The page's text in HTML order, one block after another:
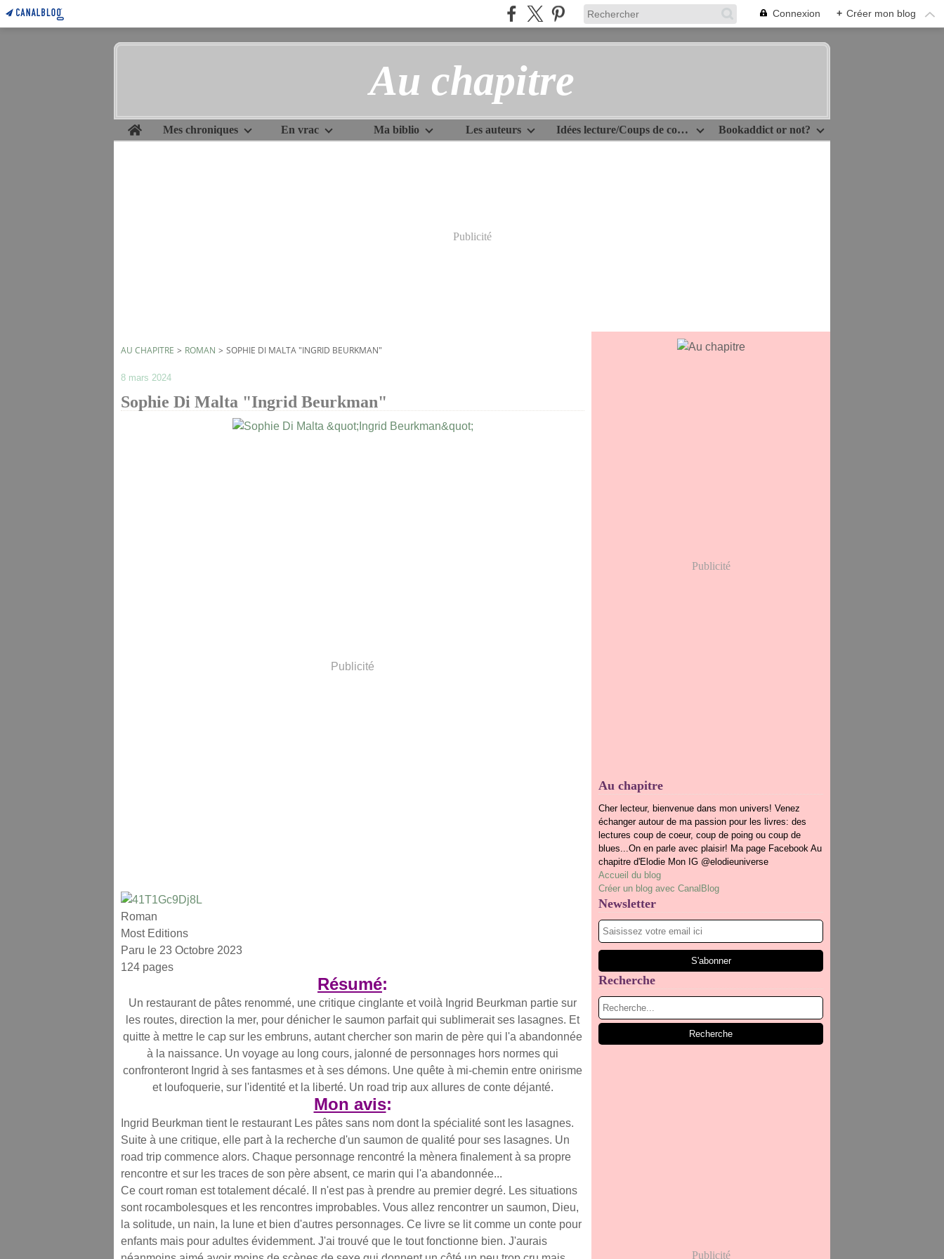
Connexion + Créer mon blog
Au chapitre
Home Mes chroniques En vrac Ma biblio Les auteurs Idées lecture/Coups de coeur Bookaddict or not?
Publicité
AU CHAPITRE > ROMAN > SOPHIE DI MALTA "INGRID BEURKMAN"
8 mars 2024
Sophie Di Malta "Ingrid Beurkman"
Publicité
Roman
Most Editions
Paru le 23 Octobre 2023
124 pages
Résumé:
Un restaurant de pâtes renommé, une critique cinglante et voilà Ingrid Beurkman partie sur
les routes, direction la mer, pour dénicher le saumon parfait qui sublimerait ses lasagnes. Et
quitte à mettre le cap sur les embruns, autant chercher son marin de père qui l'a abandonnée
à la naissance. Un voyage au long cours, jalonné de personnages hors normes qui
confronteront Ingrid à ses fantasmes et à ses démons. Une quête à mi-chemin entre onirisme
et loufoquerie, sur l'identité et la liberté. Un road trip aux allures de conte déjanté.
Mon avis:
Ingrid Beurkman tient le restaurant Les pâtes sans nom dont la spécialité sont les lasagnes.
Suite à une critique, elle part à la recherche d'un saumon de qualité pour ses lasagnes. Un
road trip commence alors. Chaque personnage rencontré la mènera finalement à sa propre
rencontre et sur les traces de son père absent, ce marin qui l'a abandonnée...
Ce court roman est totalement décalé. Il n'est pas à prendre au premier degré. Les situations
sont rocambolesques et les rencontres improbables. Vous allez rencontrer un saumon, Dieu,
la solitude, un nain, la lune et bien d'autres personnages. Ce livre se lit comme un conte pour
enfants mais pour adultes évidemment. J'ai trouvé que le tout fonctionne bien. J'aurais
Publicité
Au chapitre
Cher lecteur, bienvenue dans mon univers! Venez
échanger autour de ma passion pour les livres: des
lectures coup de coeur, coup de poing ou coup de
blues...On en parle avec plaisir! Ma page Facebook Au
chapitre d'Elodie Mon IG @elodieuniverse
Accueil du blog
Créer un blog avec CanalBlog
Newsletter
Recherche
Publicité